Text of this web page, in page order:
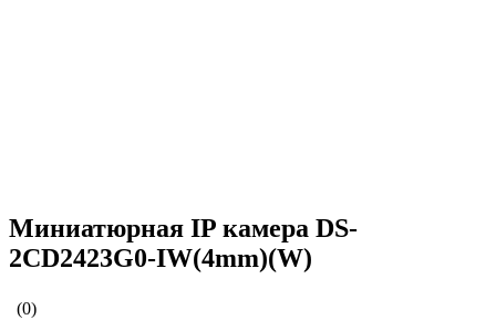
Миниатюрная IP камера DS-
2CD2423G0-IW(4mm)(W)
(0)